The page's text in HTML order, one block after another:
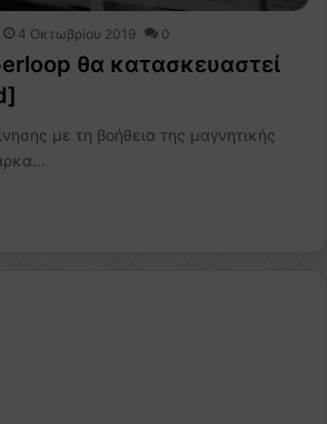
4 Οκτωβρίου 2019 0
θα κατασκευαστεί
με τη βοήθεια της μαγνητικής